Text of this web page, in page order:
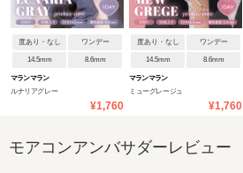
度あり・なし ワンデー
14.5mm 8.6mm
マランマラン
ルナリアグレー
¥1,760
度あり・なし ワンデー
14.5mm 8.6mm
マランマラン
ミューグレージュ
¥1,760
モアコンアンバサダーレビュー